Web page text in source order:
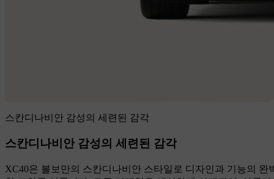
스칸디나비안 감성의 세련된 감각
스칸디나비안 감성의 세련된 감각
XC40은 볼보만의 스칸디나비안 스타일로 디자인과 기능의 완